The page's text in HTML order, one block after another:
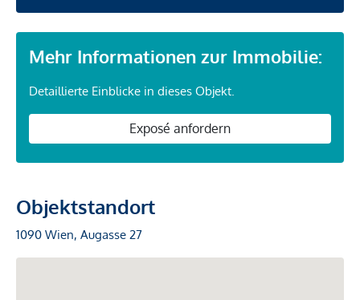
Mehr Informationen zur Immobilie:
Detaillierte Einblicke in dieses Objekt.
Exposé anfordern
Objektstandort
1090 Wien, Augasse 27